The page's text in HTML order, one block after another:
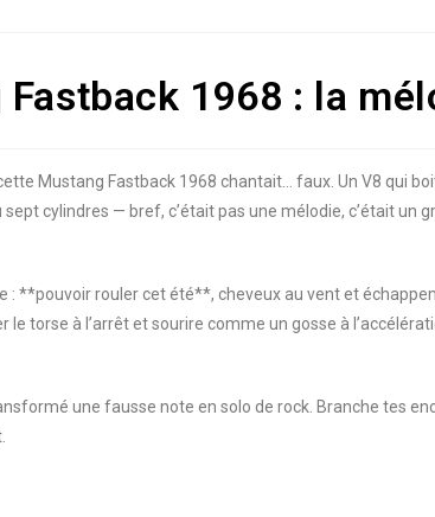
1968 : la
Mustang Fastback 1968 chantait… faux. Un V8 qui
cylindres — bref, c’était pas une mélodie, c’était un
: **pouvoir rouler cet été**, cheveux au vent et
torse à l’arrêt et sourire comme un gosse à
une fausse note en solo de rock. Branche tes